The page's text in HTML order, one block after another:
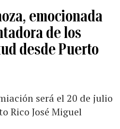
emocionada
de los
desde Puerto
será el 20 de julio
Rico José Miguel